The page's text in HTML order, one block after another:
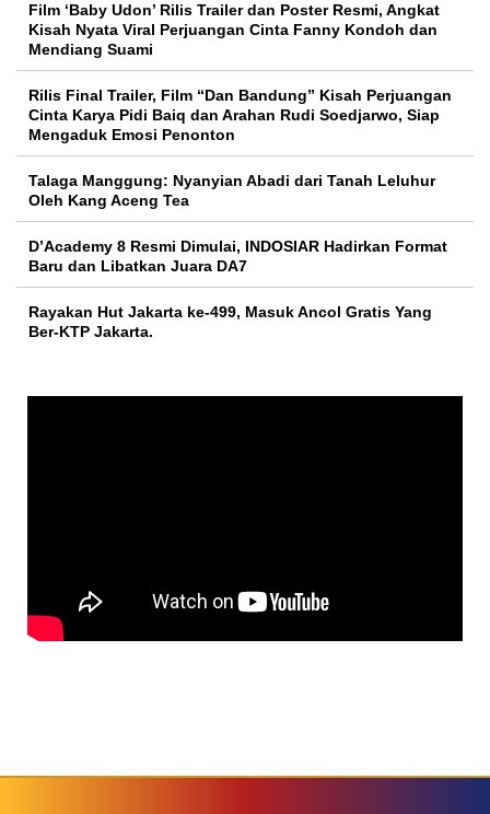
Film ‘Baby Udon’ Rilis Trailer dan Poster Resmi, Angkat
Kisah Nyata Viral Perjuangan Cinta Fanny Kondoh dan
Mendiang Suami
Rilis Final Trailer, Film “Dan Bandung” Kisah Perjuangan
Cinta Karya Pidi Baiq dan Arahan Rudi Soedjarwo, Siap
Mengaduk Emosi Penonton
Talaga Manggung: Nyanyian Abadi dari Tanah Leluhur
Oleh Kang Aceng Tea
D’Academy 8 Resmi Dimulai, INDOSIAR Hadirkan Format
Baru dan Libatkan Juara DA7
Rayakan Hut Jakarta ke-499, Masuk Ancol Gratis Yang
Ber-KTP Jakarta.